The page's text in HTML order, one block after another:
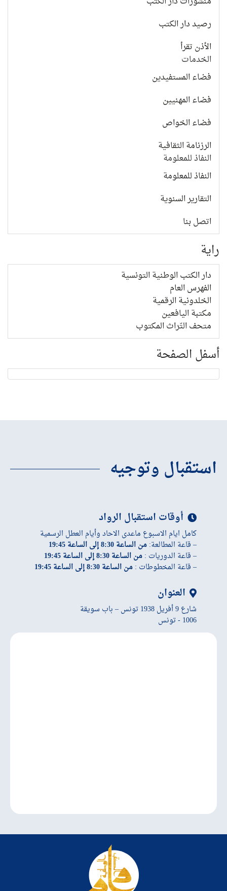
رصيد دار الكتب
الأذن تقرأ
الخدمات
فضاء المستفيدين
فضاء المهنيين
فضاء الخواص
الرزنامة الثقافية
النفاذ للمعلومة
النفاذ للمعلومة
التقارير السنوية
اتصل بنا
راية
دار الكتب الوطنية التونسية
الفهرس العام
الخلدونية الرقمية
مكتبة اليافعين
متحف التّراث المكتوب
أسفل الصفحة
استقبال وتوجيه
أوقات استقبال الرواد
كامل ايام الاسبوع ماعدى الاحاد وأيام العطل الرسمية
– قاعة المطالعة:من الساعة 8:30 إلى الساعة 19:45
– قاعة الدوريات :من الساعة 8:30 إلى الساعة 19:45
– قاعة المخطوطات :من الساعة 8:30 إلى الساعة 19:45
العنوان
شارع 9 أفريل 1938 تونس – باب سويقة
1006 - تونس